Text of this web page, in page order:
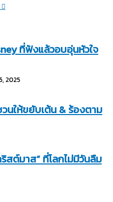
ที่ฟังแล้วอบอุ่นหัวใจ
2025
นให้ขยับเต้น & ร้องตาม
สต์มาส” ที่โลกไม่มีวันลืม